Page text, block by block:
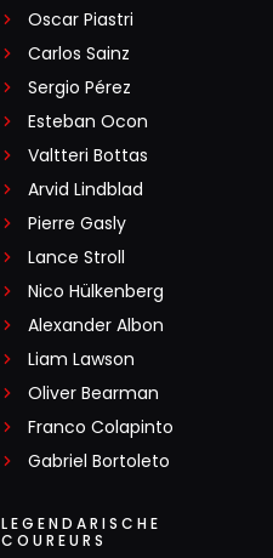
Oscar Piastri
Carlos Sainz
Sergio Pérez
Esteban Ocon
Valtteri Bottas
Arvid Lindblad
Pierre Gasly
Lance Stroll
Nico Hülkenberg
Alexander Albon
Liam Lawson
Oliver Bearman
Franco Colapinto
Gabriel Bortoleto
LEGENDARISCHE
COUREURS